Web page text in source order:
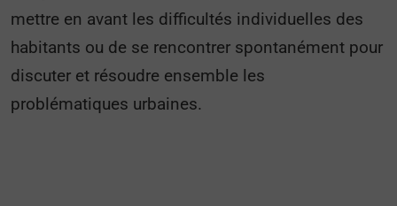
mettre en avant les difficultés individuelles des
habitants ou de se rencontrer spontanément pour
discuter et résoudre ensemble les
problématiques urbaines.